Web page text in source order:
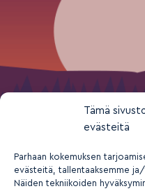
Tämä
evästeitä
Parhaan kokemuksen
evästeitä, tallentaaksemme
Näiden tekniikoiden